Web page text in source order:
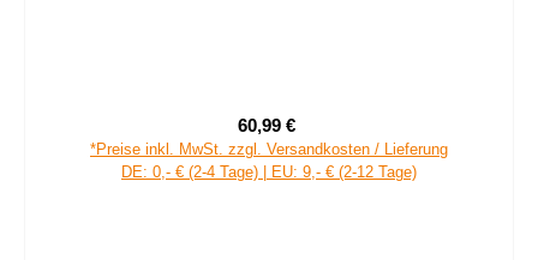
Verkaufspreis:
60,99 €
*Preise inkl. MwSt. zzgl. Versandkosten / Lieferung
DE: 0,- € (2-4 Tage) | EU: 9,- € (2-12 Tage)